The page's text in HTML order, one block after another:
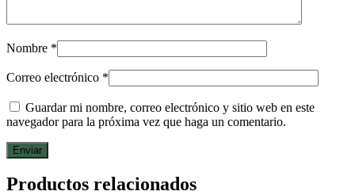
Nombre *
Correo electrónico *
Guardar mi nombre, correo electrónico y sitio web en este
navegador para la próxima vez que haga un comentario.
Productos relacionados